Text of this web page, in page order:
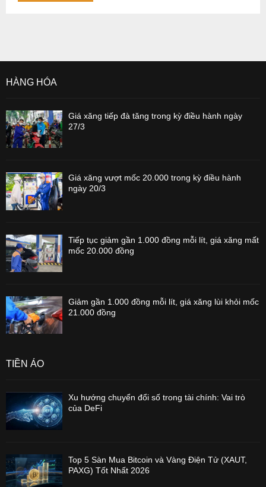
HÀNG HÓA
Giá xăng tiếp đà tăng trong kỳ điều hành ngày
27/3
Giá xăng vượt mốc 20.000 trong kỳ điều hành
ngày 20/3
Tiếp tục giảm gần 1.000 đồng mỗi lít, giá xăng mất
mốc 20.000 đồng
Giảm gần 1.000 đồng mỗi lít, giá xăng lùi khỏi mốc
21.000 đồng
TIỀN ẢO
Xu hướng chuyển đổi số trong tài chính: Vai trò
của DeFi
Top 5 Sàn Mua Bitcoin và Vàng Điện Tử (XAUT,
PAXG) Tốt Nhất 2026